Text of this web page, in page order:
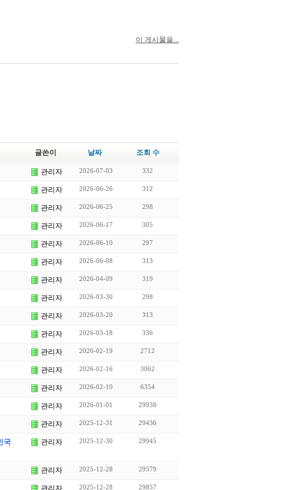
이 게시물을...
글쓴이 날짜 조회 수
관리자 2026-07-03 332
관리자 2026-06-26 312
관리자 2026-06-25 298
관리자 2026-06-17 305
관리자 2026-06-10 297
관리자 2026-06-08 313
관리자 2026-04-09 319
관리자 2026-03-30 298
관리자 2026-03-20 313
관리자 2026-03-18 336
관리자 2026-02-19 2712
관리자 2026-02-16 3062
관리자 2026-02-10 6354
관리자 2026-01-01 29938
관리자 2025-12-31 29436
국
관리자 2025-12-30 29945
관리자 2025-12-28 29579
관리자 2025-12-28 29857